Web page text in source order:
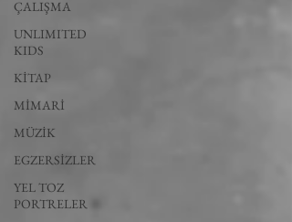
ÇALIŞMA
UNLIMITED
KIDS
KİTAP
MİMARİ
MÜZİK
EGZERSİZLER
YEL TOZ
PORTRELER